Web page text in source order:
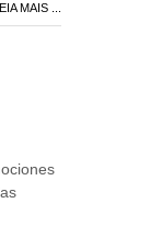
LEIA MAIS ...